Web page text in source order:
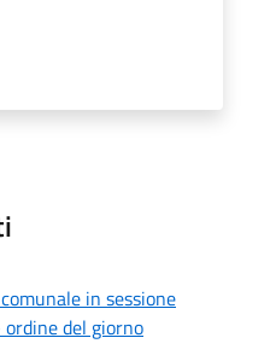
in sessione
del giorno